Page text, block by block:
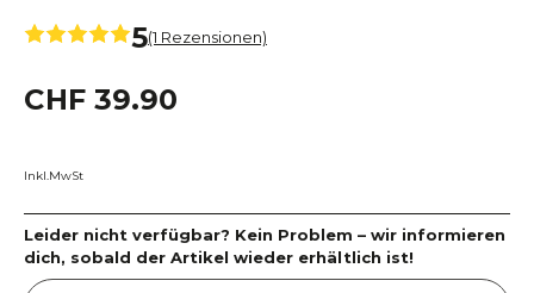
5(1 Rezensionen)
CHF 39.90
Inkl.MwSt
Leider nicht verfügbar? Kein Problem – wir informieren
dich, sobald der Artikel wieder erhältlich ist!